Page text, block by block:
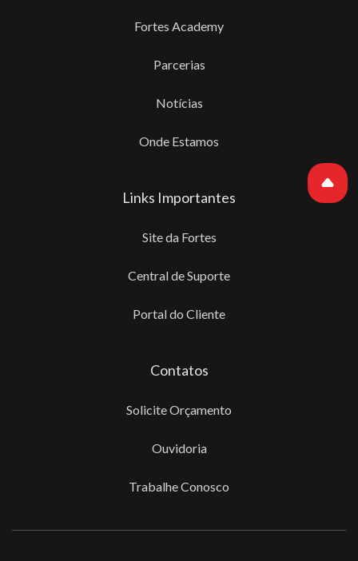
Fortes Academy
Parcerias
Notícias
Onde Estamos
Links Importantes
Site da Fortes
Central de Suporte
Portal do Cliente
Contatos
Solicite Orçamento
Ouvidoria
Trabalhe Conosco